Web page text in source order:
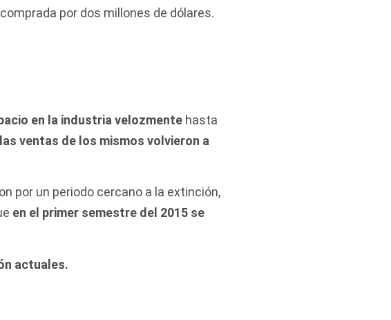
por dos millones de dólares.
en la industria velozmente hasta
ventas de los mismos volvieron a
por un periodo cercano a la extinción,
en el primer semestre del 2015 se
actuales.